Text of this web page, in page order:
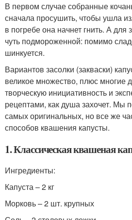
В первом случае собранные
сначала просушить, чтобы ушла
в погребе она начнет гнить. А для
чуть подмороженной: помимо
шинкуется.
Вариантов засолки (закваски)
великое множество, плюс многие
творческую инициативность и
рецептами, как душа захочет. Мы
самых оригинальных, но все же
способов квашения капусты.
1. Классическая квашеная
Ингредиенты:
Капуста – 2 кг
Морковь – 2 шт. крупных